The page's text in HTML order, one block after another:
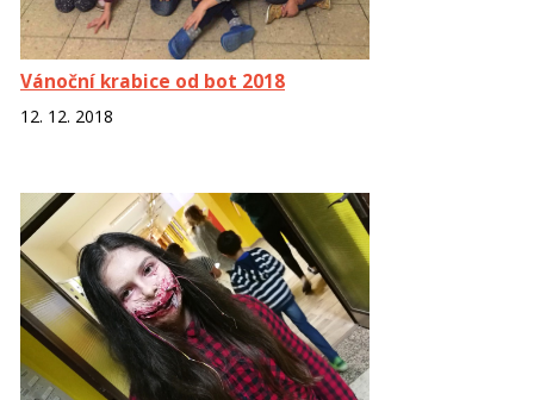
Vánoční krabice od bot 2018
12. 12. 2018